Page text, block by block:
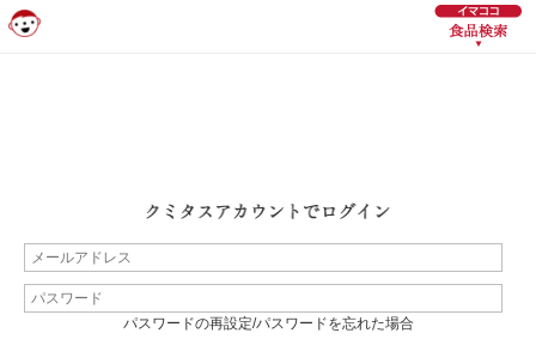
パスワードの再設定/パスワードを忘れた場合